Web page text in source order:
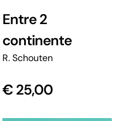
Entre 2
continente
R. Schouten
€25,00